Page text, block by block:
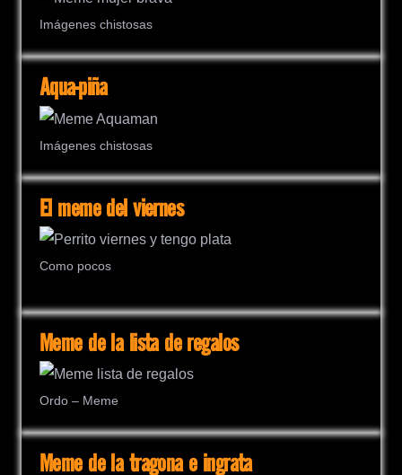
Imágenes chistosas
Aqua-piña
Imágenes chistosas
El meme del viernes
Como pocos
Meme de la lista de regalos
Ordo – Meme
Meme de la tragona e ingrata